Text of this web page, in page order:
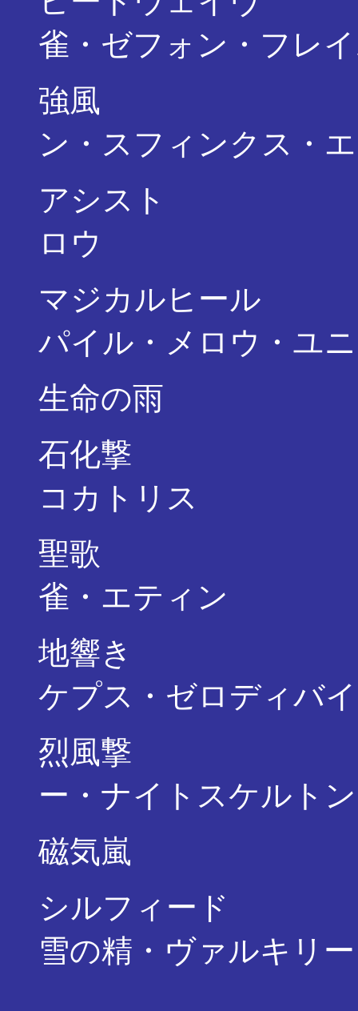
雀・ゼフォン・フレ
強風 ・・・
ン・スフィンクス・
アシスト ・・
ロウ
マジカルヒール ・
パイル・メロウ・ユ
生命の雨 ・・
石化撃 ・・・
コカトリス
聖歌 ・・・
雀・エティン
地響き ・・・
ケプス・ゼロディバ
烈風撃 ・・・
ー・ナイトスケルト
磁気嵐 ・・・
シルフィード ・
雪の精・ヴァルキリー